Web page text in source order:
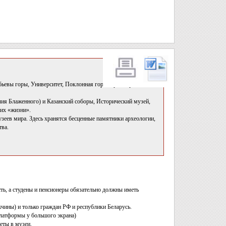
горы, Университет, Поклонная гора, Храм Христа
Блаженного) и Казанский соборы, Исторический музей,
«жизни».
мира. Здесь хранятся бесценные памятники археологии,
а студены и пенсионеры обязательно должны иметь
и только граждан РФ и республики Беларусь.
у большого экрана)
в музеи.